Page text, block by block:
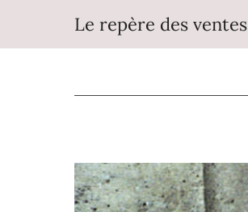
contenu
Le repère des ventes